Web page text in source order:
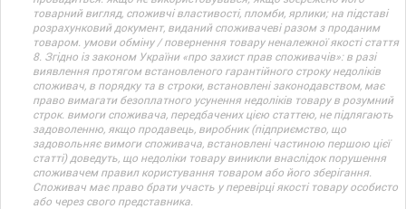
товарний вигляд, споживчі властивості, пломби, ярлики; на підставі
розрахунковий документ, виданий споживачеві разом з проданим
товаром. умови обміну / повернення товару неналежної якості стаття
8. Згідно із законом України «про захист прав споживачів»: в разі
виявлення протягом встановленого гарантійного строку недоліків
споживач, в порядку та в строки, встановлені законодавством, має
право вимагати безоплатного усунення недоліків товару в розумний
строк. вимоги споживача, передбачених цією статтею, не підлягають
задоволенню, якщо продавець, виробник (підприємство, що
задовольняє вимоги споживача, встановлені частиною першою цієї
статті) доведуть, що недоліки товару виникли внаслідок порушення
споживачем правил користування товаром або його зберігання.
Споживач має право брати участь у перевірці якості товару особисто
або через свого представника.